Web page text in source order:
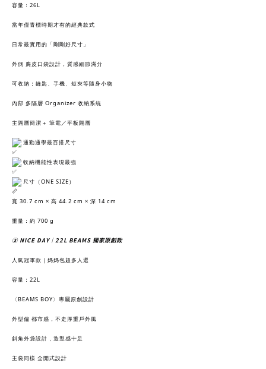
容量：26L
當年僅青標時期才有的經典款式
日常最實用的「剛剛好尺寸」
外側 麂皮口袋設計，質感細節滿分
可收納：鑰匙、手機、短夾等隨身小物
內部 多隔層 Organizer 收納系統
主隔層簡潔＋ 筆電／平板隔層
通勤通學最百搭尺寸
收納機能性表現最強
尺寸（ONE SIZE）
寬 30.7 cm × 高 44.2 cm × 深 14 cm
重量：約 700 g
③ NICE DAY｜22L BEAMS 獨家原創款
人氣冠軍款｜媽媽包超多人選
容量：22L
〈BEAMS BOY〉專屬原創設計
外型偏 都市感，不走厚重戶外風
斜角外袋設計，造型感十足
主袋同樣 全開式設計